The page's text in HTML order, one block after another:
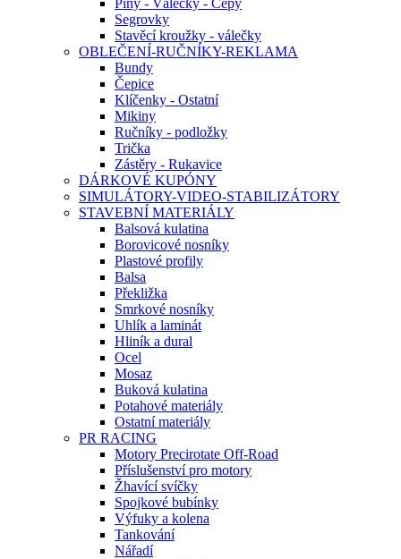
Piny - Válečky - Čepy
Segrovky
Stavěcí kroužky - válečky
OBLEČENÍ-RUČNÍKY-REKLAMA
Bundy
Čepice
Klíčenky - Ostatní
Mikiny
Ručníky - podložky
Trička
Zástěry - Rukavice
DÁRKOVÉ KUPÓNY
SIMULÁTORY-VIDEO-STABILIZÁTORY
STAVEBNÍ MATERIÁLY
Balsová kulatina
Borovicové nosníky
Plastové profily
Balsa
Překližka
Smrkové nosníky
Uhlík a laminát
Hliník a dural
Ocel
Mosaz
Buková kulatina
Potahové materiály
Ostatní materiály
PR RACING
Motory Precirotate Off-Road
Příslušenství pro motory
Žhavící svíčky
Spojkové bubínky
Výfuky a kolena
Tankování
Nářadí